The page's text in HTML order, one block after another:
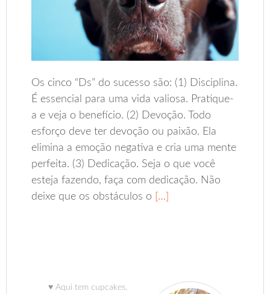
Os cinco “Ds” do sucesso são: (1) Disciplina.
É essencial para uma vida valiosa. Pratique-
a e veja o benefício. (2) Devoção. Todo
esforço deve ter devoção ou paixão. Ela
elimina a emoção negativa e cria uma mente
perfeita. (3) Dedicação. Seja o que você
esteja fazendo, faça com dedicação. Não
deixe que os obstáculos o […]
♥ Aqui tem cupcakes,